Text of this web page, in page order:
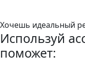
Хочешь идеальный
Используй
поможет: